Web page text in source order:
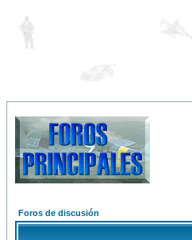
Foros de discusión